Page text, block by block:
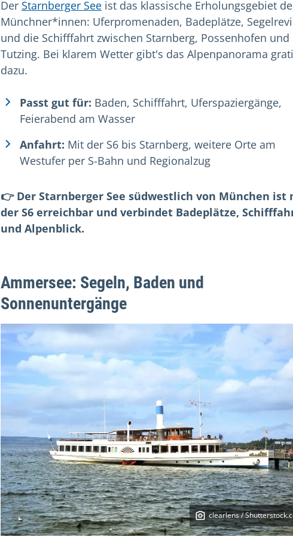
Der Starnberger See ist das klassische Erholungsgebiet
Münchner*innen: Uferpromenaden, Badeplätze,
und die Schifffahrt zwischen Starnberg, Possenhofen und
Tutzing. Bei klarem Wetter gibt's das Alpenpanorama
dazu.
Passt gut für: Baden, Schifffahrt, Uferspaziergänge,
Feierabend am Wasser
Anfahrt: Mit der S6 bis Starnberg, weitere Orte am
Westufer per S-Bahn und Regionalzug
👉 Der Starnberger See südwestlich von München ist
der S6 erreichbar und verbindet Badeplätze,
und Alpenblick.
Ammersee: Segeln, Baden und
Sonnenuntergänge
clearlens /